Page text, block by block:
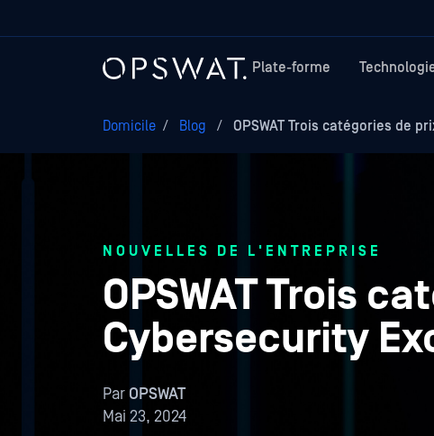
Plate-forme
Domicile / Blog / OPSWAT Trois catégories de
NOUVELLES DE L'ENTREPRISE
OPSWAT Trois
Cybersecurity
Par OPSWAT
Mai 23, 2024